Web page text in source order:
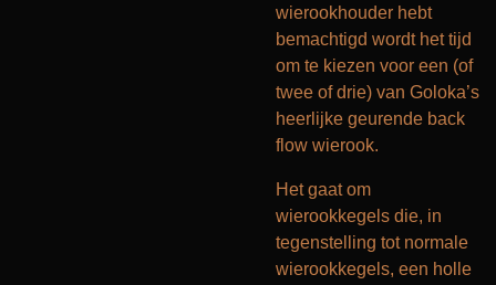
wierookhouder hebt
bemachtigd wordt het tijd
om te kiezen voor een (of
twee of drie) van Goloka’s
heerlijke geurende back
flow wierook.
Het gaat om
wierookkegels die, in
tegenstelling tot normale
wierookkegels, een holle